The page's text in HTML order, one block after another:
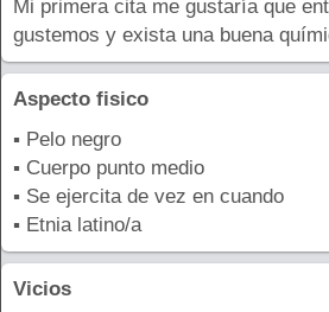
Mi primera cita me gustaría que
gustemos y exista una buena
Aspecto fisico
▪ Pelo negro
▪ Cuerpo punto medio
▪ Se ejercita de vez en cuando
▪ Etnia latino/a
Vicios